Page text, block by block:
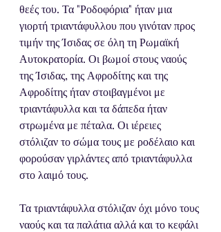
θεές του. Τα "Ροδοφόρια" ήταν μια
γιορτή τριαντάφυλλου που γινόταν προς
τιμήν της Ίσιδας σε όλη τη Ρωμαϊκή
Αυτοκρατορία. Οι βωμοί στους ναούς
της Ίσιδας, της Αφροδίτης και της
Αφροδίτης ήταν στοιβαγμένοι με
τριαντάφυλλα και τα δάπεδα ήταν
στρωμένα με πέταλα. Οι ιέρειες
στόλιζαν το σώμα τους με ροδέλαιο και
φορούσαν γιρλάντες από τριαντάφυλλα
στο λαιμό τους.
Τα τριαντάφυλλα στόλιζαν όχι μόνο τους
ναούς και τα παλάτια αλλά και το κεφάλι